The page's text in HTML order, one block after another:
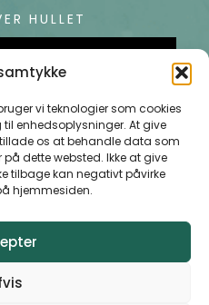
vi teknologier som cookies
enhedsoplysninger. At give
os at behandle data som
dette websted. Ikke at give
tilbage kan negativt påvirke
hjemmesiden.
HULLET